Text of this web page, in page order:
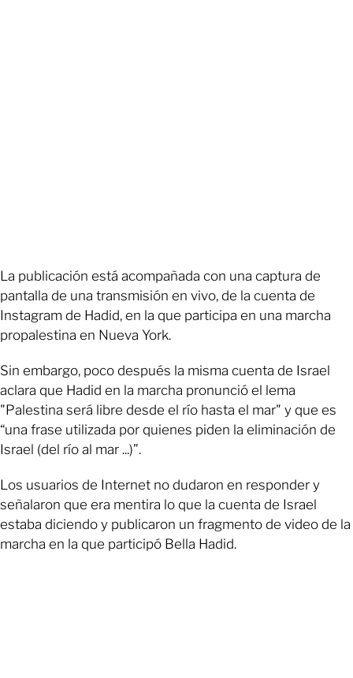
La publicación está acompañada con una captura de
pantalla de una transmisión en vivo, de la cuenta de
Instagram de Hadid, en la que participa en una marcha
propalestina en Nueva York.
Sin embargo, poco después la misma cuenta de Israel
aclara que Hadid en la marcha pronunció el lema
"Palestina será libre desde el río hasta el mar" y que es
“una frase utilizada por quienes piden la eliminación de
Israel (del río al mar ...)”.
Los usuarios de Internet no dudaron en responder y
señalaron que era mentira lo que la cuenta de Israel
estaba diciendo y publicaron un fragmento de video de la
marcha en la que participó Bella Hadid.